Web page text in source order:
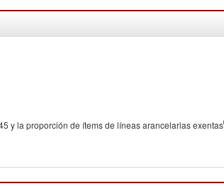
y la proporción de ítems de líneas arancelarias exentas